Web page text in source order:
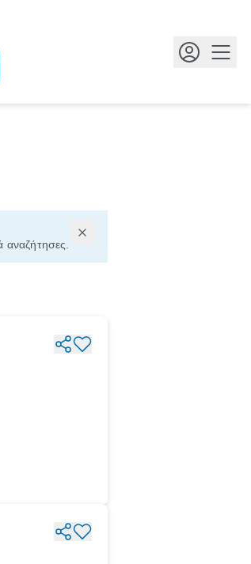
αναζήτησες.